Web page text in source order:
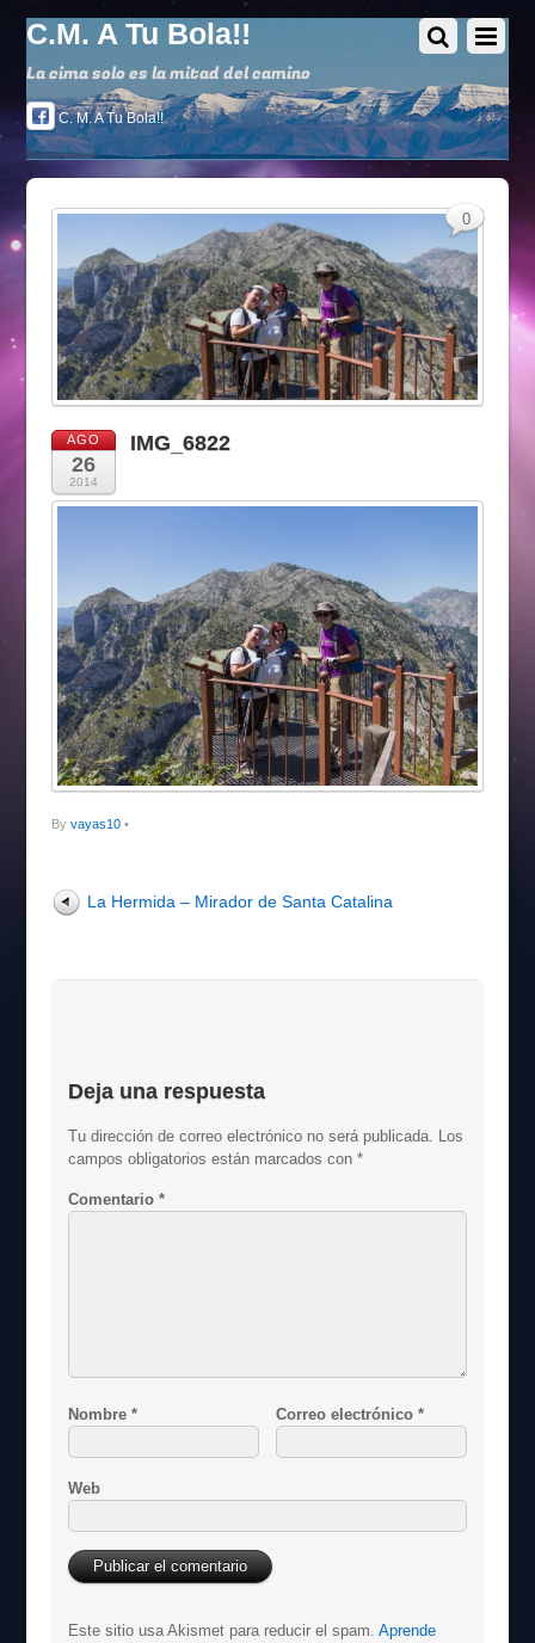
C.M. A Tu Bola!!
La cima solo es la mitad del camino
C. M. A Tu Bola!!
AGO
26
2014
IMG_6822
By vayas10•
0
La Hermida – Mirador de Santa Catalina
Deja una respuesta
Tu dirección de correo electrónico no será publicada.
Los
campos obligatorios están marcados con*
Comentario*
Nombre* Correo electrónico *
Web
Este sitio usa Akismet para reducir el spam.Aprende